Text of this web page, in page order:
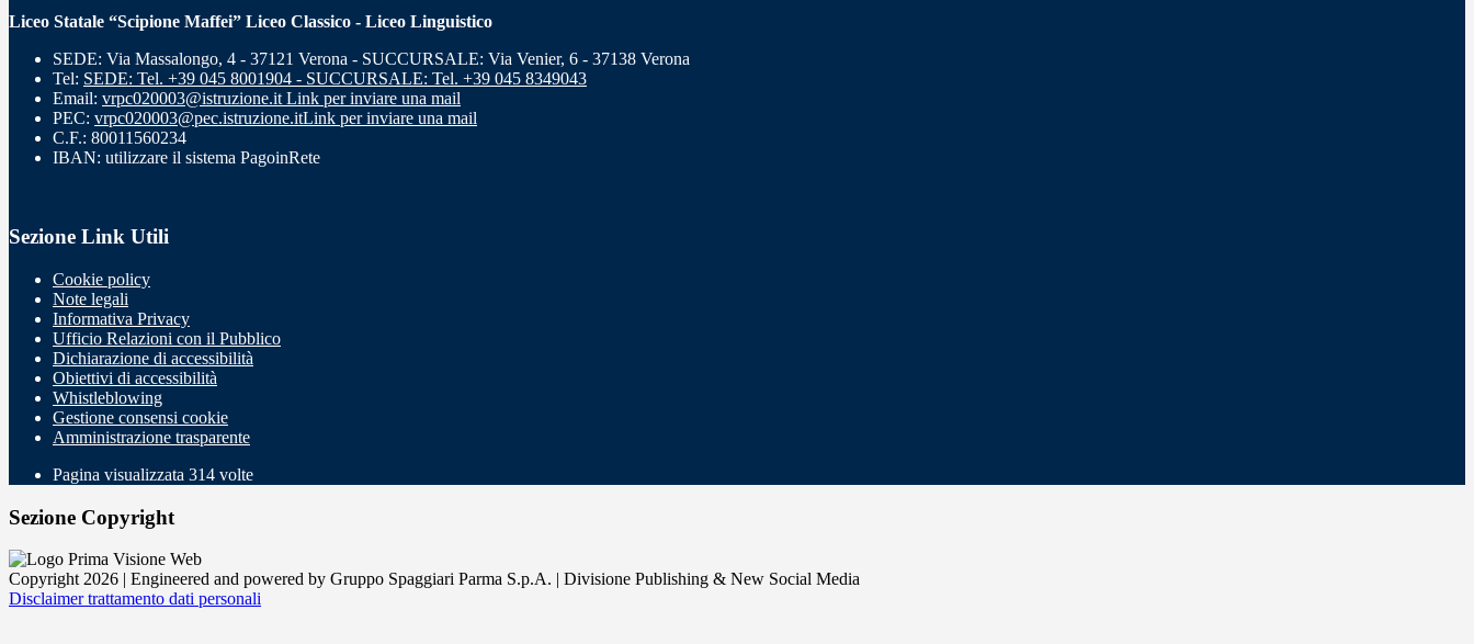
Liceo Statale “Scipione Maffei” Liceo Classico - Liceo Linguistico
SEDE: Via Massalongo, 4 - 37121 Verona - SUCCURSALE: Via Venier, 6 - 37138 Verona
Tel: SEDE: Tel. +39 045 8001904 - SUCCURSALE: Tel. +39 045 8349043
Email: vrpc020003@istruzione.it Link per inviare una mail
PEC: vrpc020003@pec.istruzione.itLink per inviare una mail
C.F.: 80011560234
IBAN: utilizzare il sistema PagoinRete
Sezione Link Utili
Cookie policy
Note legali
Informativa Privacy
Ufficio Relazioni con il Pubblico
Dichiarazione di accessibilità
Obiettivi di accessibilità
Whistleblowing
Gestione consensi cookie
Amministrazione trasparente
Pagina visualizzata 314 volte
Sezione Copyright
Copyright 2026 | Engineered and powered by Gruppo Spaggiari Parma S.p.A. | Divisione Publishing & New Social Media
Disclaimer trattamento dati personali